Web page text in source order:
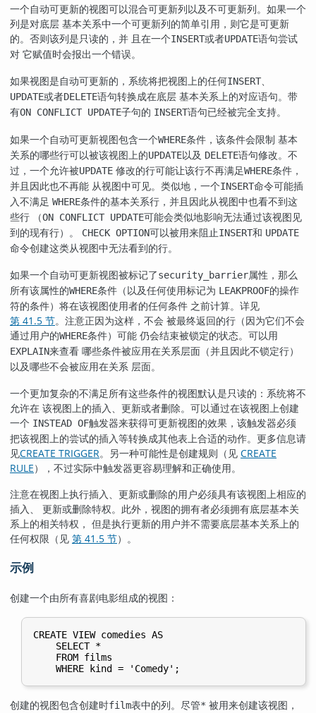
一个自动可更新的视图可以混合可更新列以及不可更新列。如果一个
列是对底层 基本关系中一个可更新列的简单引用，则它是可更新
的。否则该列是只读的，并 且在一个INSERT或者UPDATE语句尝试
对 它赋值时会报出一个错误。
如果视图是自动可更新的，系统将把视图上的任何INSERT、
UPDATE或者DELETE语句转换成在底层 基本关系上的对应语句。带
有ON CONFLICT UPDATE子句的 INSERT语句已经被完全支持。
如果一个自动可更新视图包含一个WHERE条件，该条件会限制 基本
关系的哪些行可以被该视图上的UPDATE以及 DELETE语句修改。不
过，一个允许被UPDATE 修改的行可能让该行不再满足WHERE条件，
并且因此也不再能 从视图中可见。类似地，一个INSERT命令可能插
入不满足 WHERE条件的基本关系行，并且因此从视图中也看不到这
些行 （ON CONFLICT UPDATE可能会类似地影响无法通过该视图见
到的现有行）。
CHECK OPTION可以被用来阻止INSERT和 UPDATE
命令创建这类从视图中无法看到的行。
如果一个自动可更新视图被标记了security_barrier属性，那么
所有该属性的WHERE条件（以及任何使用标记为 LEAKPROOF的操作
符的条件）将在该视图使用者的任何条件 之前计算。详见
第 41.5 节。注意正因为这样，不会 被最终返回的行（因为它们不会
通过用户的WHERE条件）可能 仍会结束被锁定的状态。可以用
EXPLAIN来查看 哪些条件被应用在关系层面（并且因此不锁定行）
以及哪些不会被应用在关系 层面。
一个更加复杂的不满足所有这些条件的视图默认是只读的：系统将不
允许在 该视图上的插入、更新或者删除。可以通过在该视图上创建
一个 INSTEAD OF触发器来获得可更新视图的效果，该触发器必须
把该视图上的尝试的插入等转换成其他表上合适的动作。更多信息请
见CREATE TRIGGER。另一种可能性是创建规则（见 CREATE
RULE），不过实际中触发器更容易理解和正确使用。
注意在视图上执行插入、更新或删除的用户必须具有该视图上相应的
插入、 更新或删除特权。此外，视图的拥有者必须拥有底层基本关
系上的相关特权， 但是执行更新的用户并不需要底层基本关系上的
任何权限（见 第 41.5 节）。
示例
创建一个由所有喜剧电影组成的视图：
CREATE VIEW comedies AS
    SELECT *
    FROM films
创建的视图包含创建时film表中的列。尽管* 被用来创建该视图，